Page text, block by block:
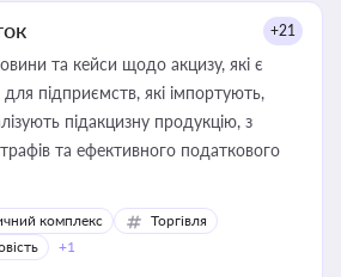
+21
та кейси щодо акцизу, які є
підприємств, які імпортують,
підакцизну продукцію, з
та ефективного податкового
комплекс
Торгівля
+1